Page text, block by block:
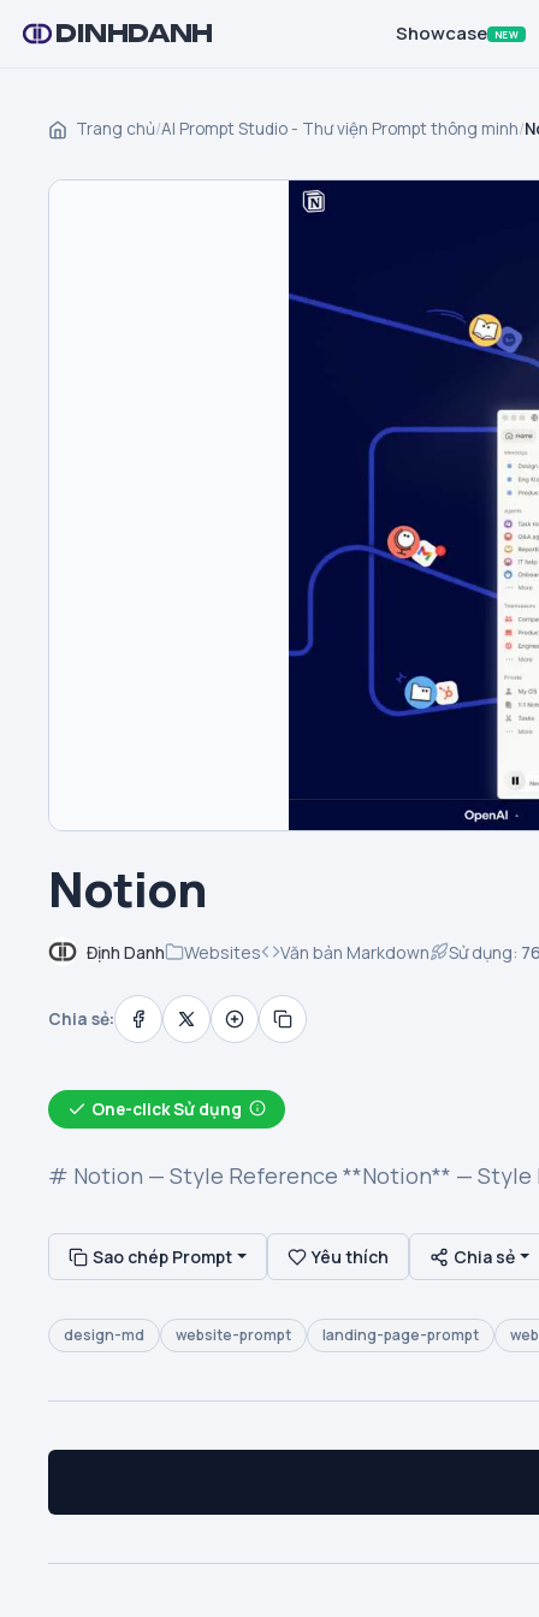
DINHDANH Showcase NEW
Trang chủ/AI Prompt Studio - Thư viện Prompt thông minh/
Notion
Định Danh Websites Văn bản Markdown Sử dụng:
Chia sẻ:
One-click Sử dụng
# Notion — Style Reference **Notion** — Style
Sao chép Prompt Yêu thích Chia sẻ
design-md website-prompt landing-page-prompt